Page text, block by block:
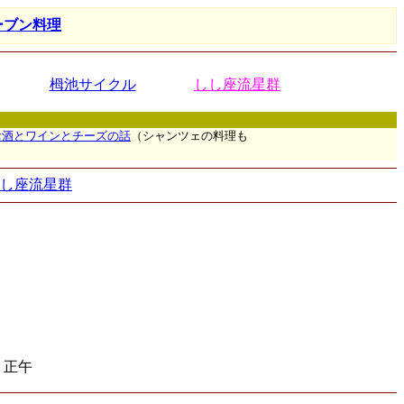
ン料理
栂池サイクル しし座流星群
酒とワインとチーズの話 （シャンツェの料理も
座流星群
午